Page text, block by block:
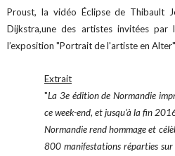
Proust, la vidéo Éclipse de Thibault
Dijkstra,une des artistes invitées par
l’exposition "Portrait de l'artiste en
Extrait
"La 3e édition de Normandie
ce week-end, et jusqu’à la fin
Normandie rend hommage et
800 manifestations réparties